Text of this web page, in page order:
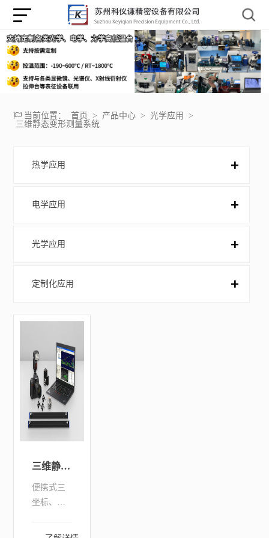
当前位置： 首页 > 产品中心 > 光学应用
>
三维静态变形测量系统
热学应用
电学应用
光学应用
定制化应用
集成系统
三维静态变形测量系统
便携式三
坐标、静